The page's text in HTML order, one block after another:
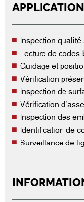
Inspection qualité
Lecture de
Guidage et
Vérification
Inspection de
Vérification
Inspection des
Identification de
Surveillance de